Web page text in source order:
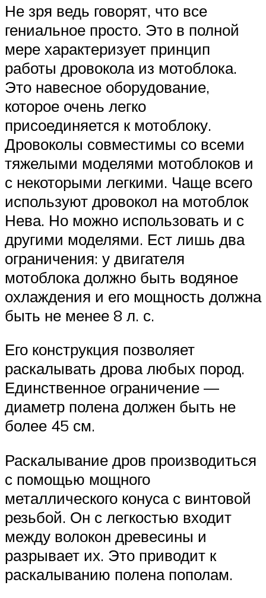
Не зря ведь говорят, что все
гениальное просто. Это в полной
мере характеризует принцип
работы дровокола из мотоблока.
Это навесное оборудование,
которое очень легко
присоединяется к мотоблоку.
Дровоколы совместимы со всеми
тяжелыми моделями мотоблоков и
с некоторыми легкими. Чаще всего
используют дровокол на мотоблок
Нева. Но можно использовать и с
другими моделями. Ест лишь два
ограничения: у двигателя
мотоблока должно быть водяное
охлаждения и его мощность должна
быть не менее 8 л. с.
Его конструкция позволяет
раскалывать дрова любых пород.
Единственное ограничение —
диаметр полена должен быть не
более 45 см.
Раскалывание дров производиться
с помощью мощного
металлического конуса с винтовой
резьбой. Он с легкостью входит
между волокон древесины и
разрывает их. Это приводит к
раскалыванию полена пополам.